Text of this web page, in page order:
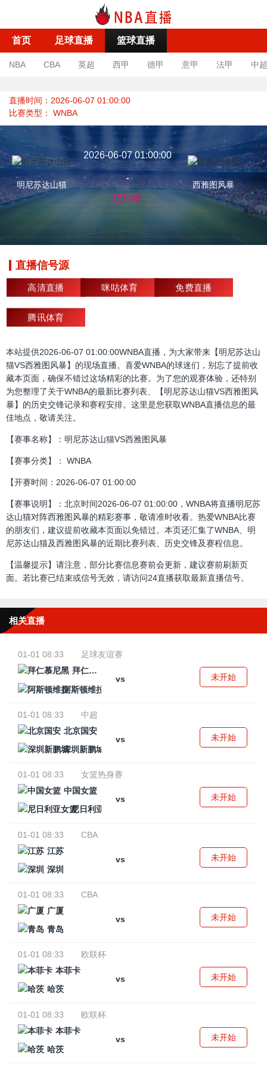
首页 足球直播 篮球直播
NBA CBA 英超 西甲 德甲 意甲 法甲 中超
直播时间：2026-06-07 01:00:00
比赛类型： WNBA
明尼苏达山猫
2026-06-07 01:00:00
-
已结束
西雅图风暴
直播信号源
高清直播 咪咕体育 免费直播
腾讯体育
本站提供2026-06-07 01:00:00WNBA直播，为大家带来【明尼苏达山
猫VS西雅图风暴】的现场直播。喜爱WNBA的球迷们，别忘了提前收
藏本页面，确保不错过这场精彩的比赛。为了您的观赛体验，还特别
为您整理了关于WNBA的最新比赛列表、【明尼苏达山猫VS西雅图风
暴】的历史交锋记录和赛程安排。这里是您获取WNBA直播信息的最
佳地点，敬请关注。
【赛事名称】：明尼苏达山猫VS西雅图风暴
【赛事分类】： WNBA
【开赛时间：2026-06-07 01:00:00
【赛事说明】：北京时间2026-06-07 01:00:00，WNBA将直播明尼苏
达山猫对阵西雅图风暴的精彩赛事，敬请准时收看。热爱WNBA比赛
的朋友们，建议提前收藏本页面以免错过。本页还汇集了WNBA、明
尼苏达山猫及西雅图风暴的近期比赛列表、历史交锋及赛程信息。
【温馨提示】请注意，部分比赛信息赛前会更新，建议赛前刷新页
面。若比赛已结束或信号无效，请访问24直播获取最新直播信号。
相关直播
01-01 08:33
足球友谊赛
拜仁慕尼黑
vs
阿斯顿维拉
未开始
01-01 08:33
中超
北京国安
vs
深圳新鹏城
未开始
01-01 08:33
女篮热身赛
中国女篮
vs
尼日利亚女篮
未开始
01-01 08:33
CBA
江苏
vs
深圳
未开始
01-01 08:33
CBA
广厦
vs
青岛
未开始
01-01 08:33
欧联杯
本菲卡
vs
哈茨
未开始
01-01 08:33
欧联杯
本菲卡
vs
哈茨
未开始